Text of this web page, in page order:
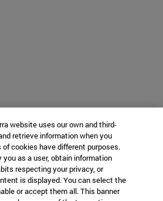
website uses our own and third-
retrieve information when you
cookies have different purposes.
as a user, obtain information
respecting your privacy, or
is displayed. You can select the
or accept them all. This banner